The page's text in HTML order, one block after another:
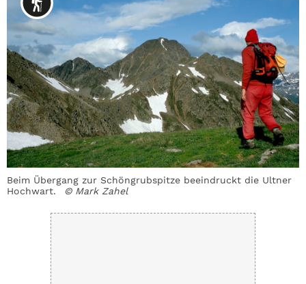
Beim Übergang zur Schöngrubspitze beeindruckt die Ultner
Hochwart.
© Mark Zahel